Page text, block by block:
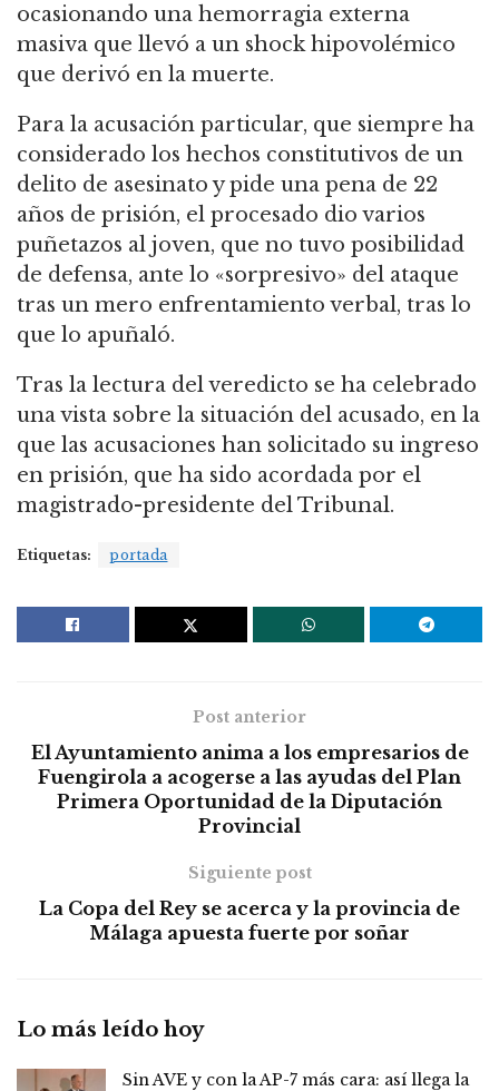
ocasionando una hemorragia externa
masiva que llevó a un shock hipovolémico
que derivó en la muerte.
Para la acusación particular, que siempre ha
considerado los hechos constitutivos de un
delito de asesinato y pide una pena de 22
años de prisión, el procesado dio varios
puñetazos al joven, que no tuvo posibilidad
de defensa, ante lo «sorpresivo» del ataque
tras un mero enfrentamiento verbal, tras lo
que lo apuñaló.
Tras la lectura del veredicto se ha celebrado
una vista sobre la situación del acusado, en la
que las acusaciones han solicitado su ingreso
en prisión, que ha sido acordada por el
magistrado-presidente del Tribunal.
Etiquetas: portada
Post anterior
El Ayuntamiento anima a los empresarios de
Fuengirola a acogerse a las ayudas del Plan
Primera Oportunidad de la Diputación
Provincial
Siguiente post
La Copa del Rey se acerca y la provincia de
Málaga apuesta fuerte por soñar
Lo más leído hoy
Sin AVE y con la AP-7 más cara: así llega la